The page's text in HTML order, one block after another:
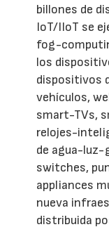
billones de
IoT/IIoT se
fog-
los
dispositivos
vehículos,
smart-TVs,
relojes-
de agua-
switches,
appliances
nueva
distribuida